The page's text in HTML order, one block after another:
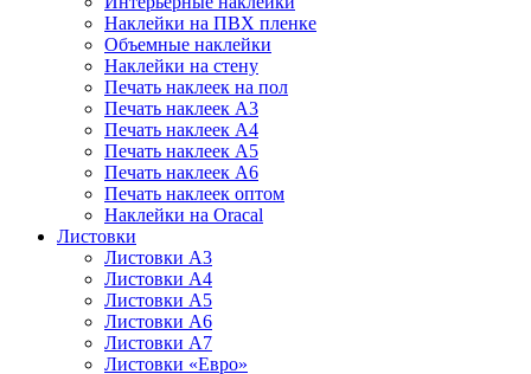
Наклейки на ПВХ пленке
Объемные наклейки
Наклейки на стену
Печать наклеек на пол
Печать наклеек А3
Печать наклеек А4
Печать наклеек А5
Печать наклеек А6
Печать наклеек оптом
Наклейки на Oracal
Листовки
Листовки А3
Листовки А4
Листовки А5
Листовки А6
Листовки А7
Листовки «Евро»